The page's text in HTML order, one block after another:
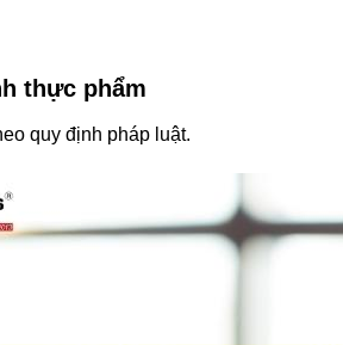
thực phẩm
quy định pháp luật.